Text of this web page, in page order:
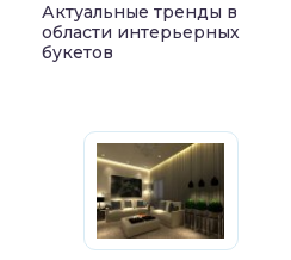
Актуальные тренды в
области интерьерных
букетов